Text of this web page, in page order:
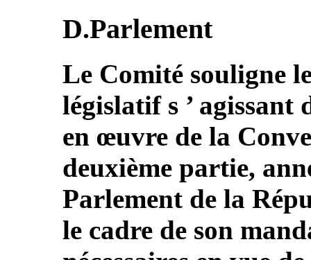
D.Parlement
Le Comité souligne
législatif s ’
en œuvre de la
deuxième partie,
Parlement de la
le cadre de son